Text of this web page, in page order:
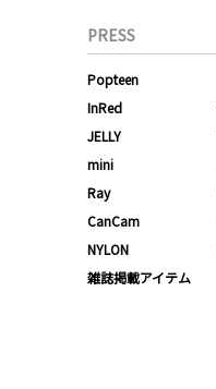
PRESS
Popteen
InRed
JELLY
mini
Ray
CanCam
NYLON
雑誌掲載アイテム